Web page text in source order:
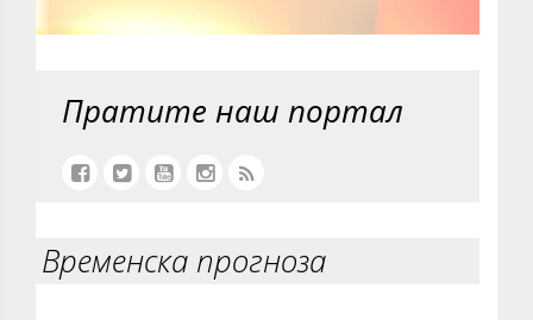
Пратите наш портал
Временска прогноза